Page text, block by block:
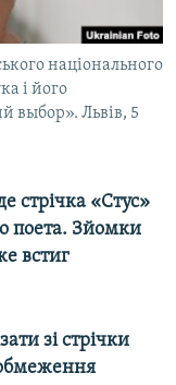
національного
і його
выбор». Львів, 5
стрічка «Стус»
поета. Зйомки
встиг
зі стрічки